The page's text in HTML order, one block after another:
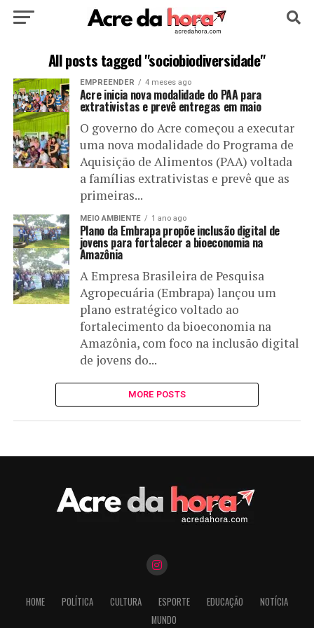
HOME POLÍTICA CULTURA ESPORTE
EDUCAÇÃO NOTÍCIA MUNDO
All posts tagged "sociobiodiversidade"
EMPREENDER 4 meses ago
Acre inicia nova modalidade do PAA para
extrativistas e prevê entregas em maio
O governo do Acre começou a executar
uma nova modalidade do Programa de
Aquisição de Alimentos (PAA) voltada
a famílias extrativistas e prevê que as
primeiras...
MEIO AMBIENTE 1 ano ago
Plano da Embrapa propõe inclusão digital de
jovens para fortalecer a bioeconomia na
Amazônia
A Empresa Brasileira de Pesquisa
Agropecuária (Embrapa) lançou um
plano estratégico voltado ao
fortalecimento da bioeconomia na
Amazônia, com foco na inclusão digital
de jovens do...
MORE POSTS
HOME POLÍTICA CULTURA ESPORTE EDUCAÇÃO
NOTÍCIA
MUNDO